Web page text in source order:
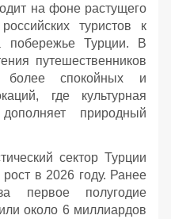
на фоне растущего
туристов к
побережье Турции. В
путешественников
более спокойных и
где культурная
природный
сектор Турции
в 2026 году. Ранее
первое полугодие
около 6 миллиардов